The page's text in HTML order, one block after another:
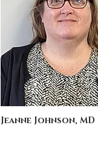
Jeanne Johnson, MD